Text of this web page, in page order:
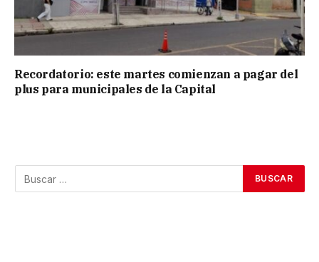
Recordatorio: este martes comienzan a pagar del
plus para municipales de la Capital